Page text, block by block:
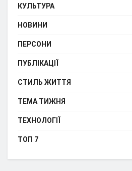
КУЛЬТУРА
НОВИНИ
ПЕРСОНИ
ПУБЛІКАЦІЇ
СТИЛЬ ЖИТТЯ
ТЕМА ТИЖНЯ
ТЕХНОЛОГІЇ
ТОП 7